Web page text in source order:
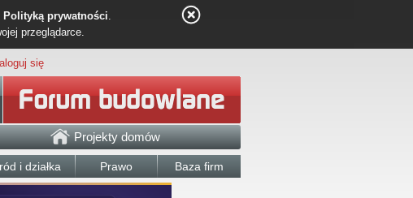
Polityką prywatności.
przeglądarce.
się
Projekty domów
i działka Prawo Baza firm